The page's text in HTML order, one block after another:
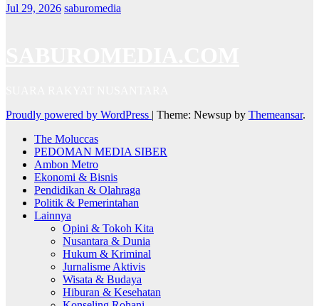
Jul 29, 2026 saburomedia
Proudly powered by WordPress | Theme: Newsup by Themeansar.
The Moluccas
PEDOMAN MEDIA SIBER
Ambon Metro
Ekonomi & Bisnis
Pendidikan & Olahraga
Politik & Pemerintahan
Lainnya
Opini & Tokoh Kita
Nusantara & Dunia
Hukum & Kriminal
Jurnalisme Aktivis
Wisata & Budaya
Hiburan & Kesehatan